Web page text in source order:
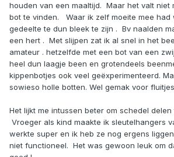
houden van een maaltijd. Maar het valt niet
bot te vinden. Waar ik zelf moeite mee had
gedeelte te dun bleek te zijn . Bv naalden
een hert . Met slijpen zat ik al snel in het
amateur . hetzelfde met een bot van een
heel dun laagje been en grotendeels
kippenbotjes ook veel geëxperimenteerd.
sowieso holle botten. Wel gemak voor
Het lijkt me intussen beter om schedel delen
Vroeger als kind maakte ik sleutelhangers
werkte super en ik heb ze nog ergens
niet functioneel. Het was gewoon leuk om